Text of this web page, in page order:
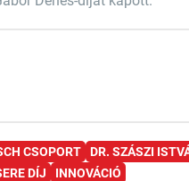
CSOPORT
DR. SZÁSZI
DÍJ
INNOVÁCIÓ